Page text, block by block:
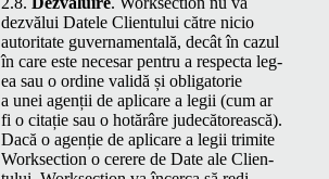
dezvălui Datele Clien­tu­lui către nicio
autori­tate guver­na­men­tală, decât în cazul
în care este nece­sar pen­tru a respec­ta leg­
ea sau o ordine validă și oblig­a­to­rie
a unei agenții de apli­care a legii (cum ar
fi o citație sau o hotărâre judecă­tore­ască).
Dacă o agenție de apli­care a legii trim­ite
Work­sec­tion o cerere de Date ale Clien­